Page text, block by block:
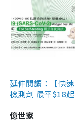
延伸閱讀：【快
檢測劑 最平$18
億世家